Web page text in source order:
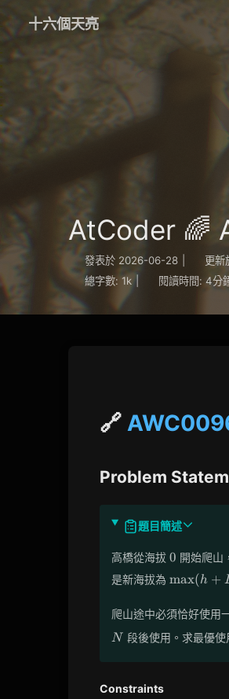
十六個天亮
AtCoder 🌈
發表於 2026-06-28 更新
總字數: 1k 閱讀時間: 4分
🔗
Problem
題目簡述
高橋從海拔 0
0 開始爬山
是新海拔為 \max(h
0)
max(h +
爬山途中必須恰好使用
N 段後使用。求最優使
Constraints